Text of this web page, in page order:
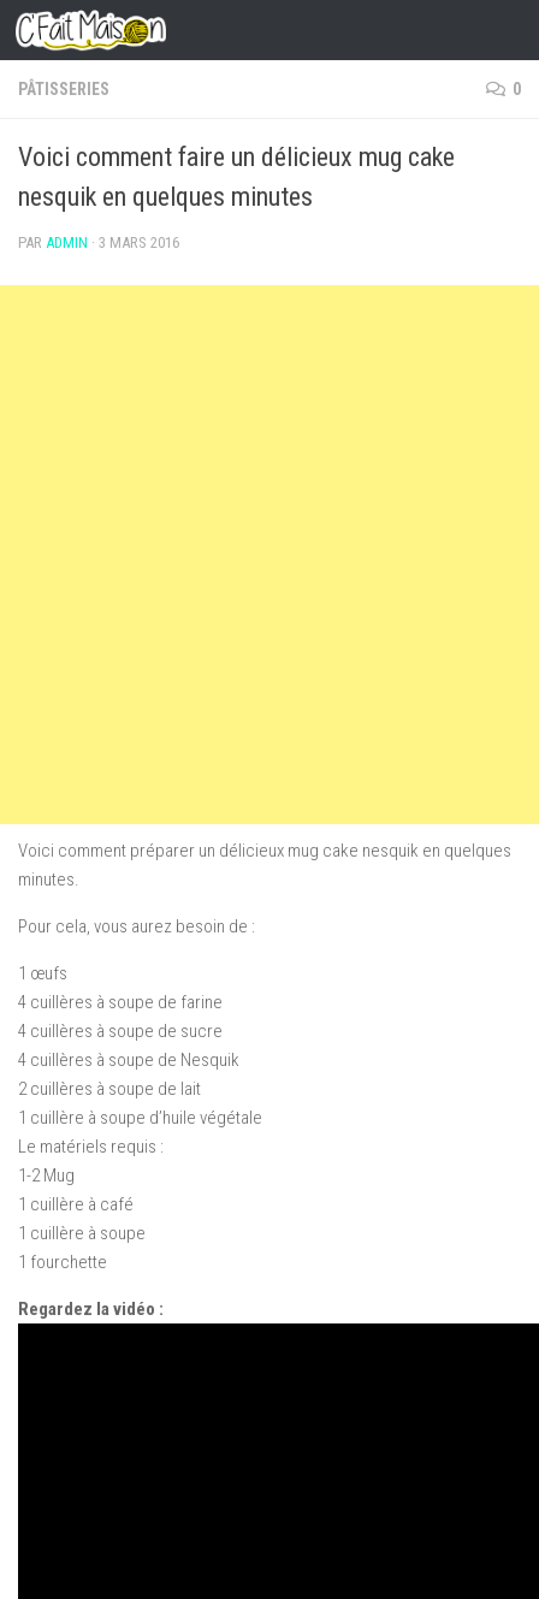
Skip to content
PÂTISSERIES 0
Voici comment faire un délicieux mug cake
nesquik en quelques minutes
PAR ADMIN · 3 MARS 2016
Voici comment préparer un délicieux mug cake nesquik en quelques
minutes.
Pour cela, vous aurez besoin de :
1 œufs
4 cuillères à soupe de farine
4 cuillères à soupe de sucre
4 cuillères à soupe de Nesquik
2 cuillères à soupe de lait
1 cuillère à soupe d’huile végétale
Le matériels requis :
1-2 Mug
1 cuillère à café
1 cuillère à soupe
1 fourchette
Regardez la vidéo :